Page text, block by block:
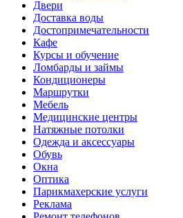
Двери
Доставка воды
Достопримечательности
Кафе
Курсы и обучение
Ломбарды и займы
Кондиционеры
Маршрутки
Мебель
Медицинские центры
Натяжные потолки
Одежда и аксессуары
Обувь
Окна
Оптика
Парикмахерские услуги
Реклама